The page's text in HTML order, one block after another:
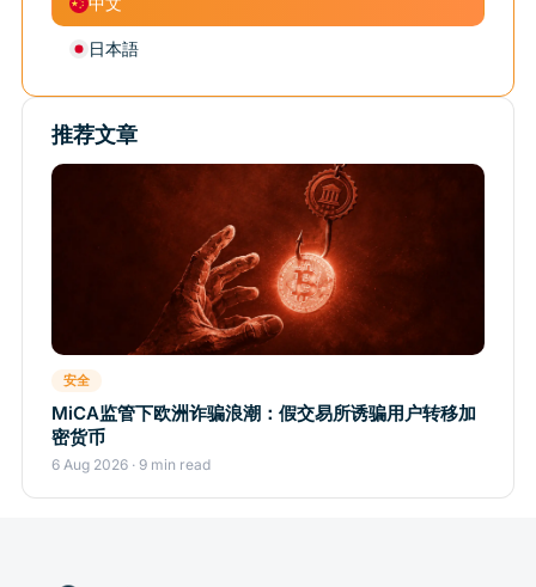
日本語
推荐文章
安全
MiCA监管下欧洲诈骗浪潮：假交易所诱骗用户转移加
密货币
6 Aug 2026 · 9 min read